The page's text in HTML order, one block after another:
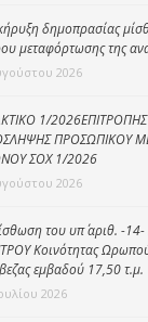
δημοπρασίας
μεταφόρτωσης της
2026
1/
ΠΡΟΣΩΠΙΚΟΥ
ΣΟΧ 1/2026
2026
του υπ΄ αριθ. -
Κοινότητας
εμβαδού 17,50 τ.μ.
2026